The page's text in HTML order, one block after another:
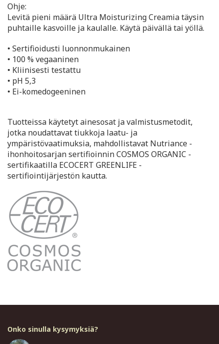
Ohje:
Levitä pieni määrä Ultra Moisturizing Creamia täysin
puhtaille kasvoille ja kaulalle. Käytä päivällä tai yöllä.
• Sertifioidusti luonnonmukainen
• 100 % vegaaninen
• Kliinisesti testattu
• pH 5,3
• Ei-komedogeeninen
Tuotteissa käytetyt ainesosat ja valmistusmetodit,
jotka noudattavat tiukkoja laatu- ja
ympäristövaatimuksia, mahdollistavat Nutriance -
ihonhoitosarjan sertifioinnin COSMOS ORGANIC -
sertifikaatilla ECOCERT GREENLIFE -
sertifiointijärjestön kautta.
Onko sinulla kysymyksiä?